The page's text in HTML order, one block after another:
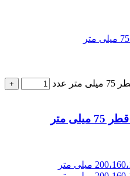
متر